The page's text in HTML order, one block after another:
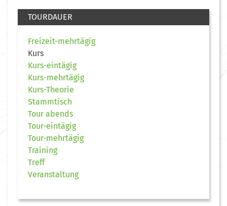
TOURDAUER
Freizeit-mehrtägig
Kurs
Kurs-eintägig
Kurs-mehrtägig
Kurs-Theorie
Stammtisch
Tour abends
Tour-eintägig
Tour-mehrtägig
Training
Treff
Veranstaltung